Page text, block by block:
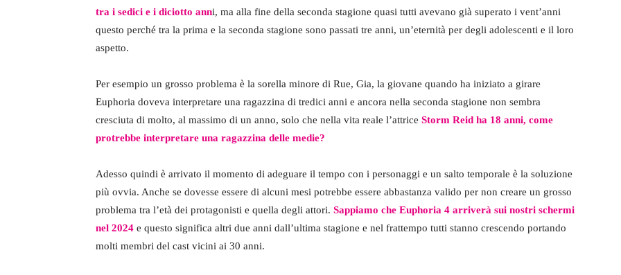
tra i sedici e i diciotto anni, ma alla fine della seconda stagione quasi tutti avevano già superato i vent’anni
questo perché tra la prima e la seconda stagione sono passati tre anni, un’eternità per degli adolescenti e il loro
aspetto.
Per esempio un grosso problema è la sorella minore di Rue, Gia, la giovane quando ha iniziato a girare
Euphoria doveva interpretare una ragazzina di tredici anni e ancora nella seconda stagione non sembra
cresciuta di molto, al massimo di un anno, solo che nella vita reale l’attrice Storm Reid ha 18 anni, come
protrebbe interpretare una ragazzina delle medie?
Adesso quindi è arrivato il momento di adeguare il tempo con i personaggi e un salto temporale è la soluzione
più ovvia. Anche se dovesse essere di alcuni mesi potrebbe essere abbastanza valido per non creare un grosso
problema tra l’età dei protagonisti e quella degli attori. Sappiamo che Euphoria 4 arriverà sui nostri schermi
nel 2024 e questo significa altri due anni dall’ultima stagione e nel frattempo tutti stanno crescendo portando
molti membri del cast vicini ai 30 anni.